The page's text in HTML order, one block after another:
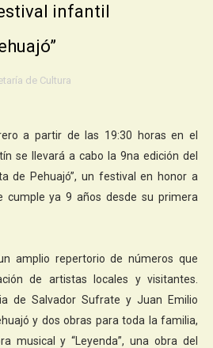
infantil
de Cultura
a partir de las 19:30 horas en el
se llevará a cabo la 9na edición del
de Pehuajó”, un festival en honor a
cumple ya 9 años desde su primera
amplio repertorio de números que
de artistas locales y visitantes.
de Salvador Sufrate y Juan Emilio
y dos obras para toda la familia,
musical y “Leyenda”, una obra del